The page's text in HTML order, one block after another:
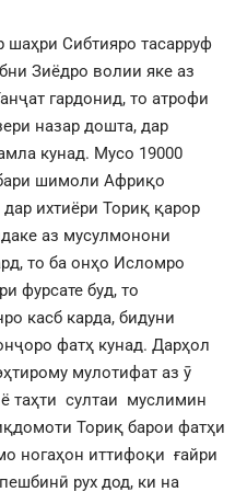
Сибтияро тасарруф
Зиёдро волии яке аз
гардонид, то атрофи
назар дошта, дар
кунад. Мусо 19000
шимоли Африқо
ихтиёри Ториқ қарор
аз мусулмонони
то ба онҳо Исломро
фурсате буд, то
касб карда, бидуни
фатҳ кунад. Дарҳол
мулотифат аз ӯ
таҳти султаи муслимин
Ториқ барои фатҳи
ногаҳон иттифоқи ғайри
рух дод, ки на